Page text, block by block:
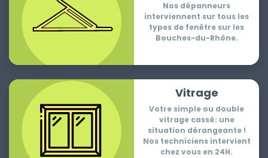
Nos dépanneurs
interviennent sur tous les
types de fenêtre sur les
Bouches-du-Rhône.
Vitrage
Votre simple ou double
vitrage cassé: une
situation dérangeante !
Nos techniciens intervient
chez vous en 24H.